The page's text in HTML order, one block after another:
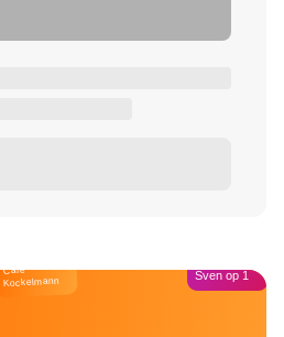
Café
Kockelmann Sven op 1